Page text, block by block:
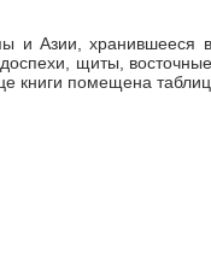
и Азии, хранившееся
щиты,
книги помещена